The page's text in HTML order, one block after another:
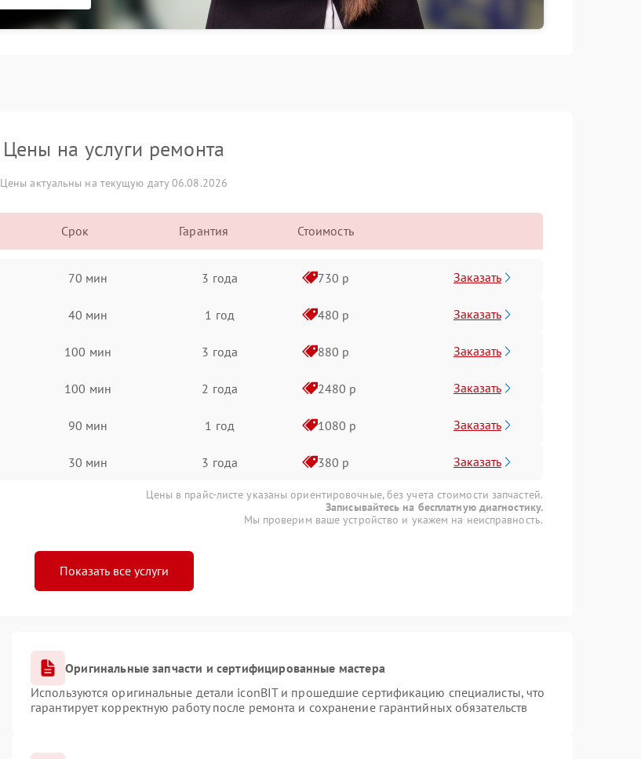
Цены на услуги ремонта
Цены актуальны на текущую дату 06.08.2026
Срок Гарантия Стоимость
70 мин 3 года 730 р Заказать
40 мин 1 год 480 р Заказать
100 мин 3 года 880 р Заказать
100 мин 2 года 2480 р Заказать
90 мин 1 год 1080 р Заказать
30 мин 3 года 380 р Заказать
Цены в прайс-листе указаны ориентировочные, без учета стоимости запчастей.
Записывайтесь на бесплатную диагностику.
Мы проверим ваше устройство и укажем на неисправность.
Показать все услуги
Оригинальные запчасти и сертифицированные мастера
Используются оригинальные детали iconBIT и прошедшие сертификацию специалисты, что
гарантирует корректную работу после ремонта и сохранение гарантийных обязательств